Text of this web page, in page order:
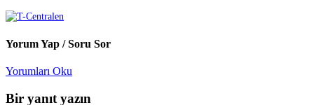
Yorum Yap / Soru Sor
Yorumları Oku
Bir yanıt yazın